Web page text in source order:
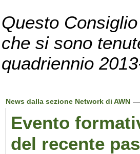
Questo
che si sono
quadriennio
News dalla sezione Network di AWN
Evento
del recente